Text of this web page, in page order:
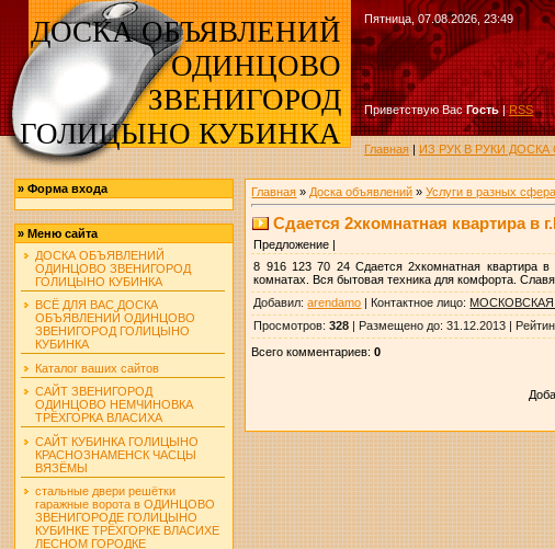
ДОСКА ОБЪЯВЛЕНИЙ
ОДИНЦОВО
ЗВЕНИГОРОД
ГОЛИЦЫНО КУБИНКА
Пятница, 07.08.2026, 23:49
Приветствую Вас Гость|RSS
Главная|ИЗ РУК В РУКИ
»Форма входа
»Меню сайта
ДОСКА ОБЪЯВЛЕНИЙ
ОДИНЦОВО ЗВЕНИГОРОД
ГОЛИЦЫНО КУБИНКА
ВСЁ ДЛЯ ВАС ДОСКА
ОБЪЯВЛЕНИЙ ОДИНЦОВО
ЗВЕНИГОРОД ГОЛИЦЫНО
КУБИНКА
Каталог ваших сайтов
САЙТ ЗВЕНИГОРОД
ОДИНЦОВО НЕМЧИНОВКА
ТРЁХГОРКА ВЛАСИХА
САЙТ КУБИНКА ГОЛИЦЫНО
КРАСНОЗНАМЕНСК ЧАСЦЫ
ВЯЗЁМЫ
стальные двери решётки
гаражные ворота в ОДИНЦОВО
ЗВЕНИГОРОДЕ ГОЛИЦЫНО
КУБИНКЕ ТРЁХГОРКЕ ВЛАСИХЕ
ЛЕСНОМ ГОРОДКЕ
Главная » Доска объявлений »Услуги в разных
Сдается 2хкомнатная квартира в
Предложение |
8 916 123 70 24 Сдается 2хкомнатная квартира
комнатах. Вся бытовая техника для комфорта.
Добавил:arendamo | Контактное лицо:
Просмотров:328 | Размещено до: 31.12.2013 |
Всего комментариев:0